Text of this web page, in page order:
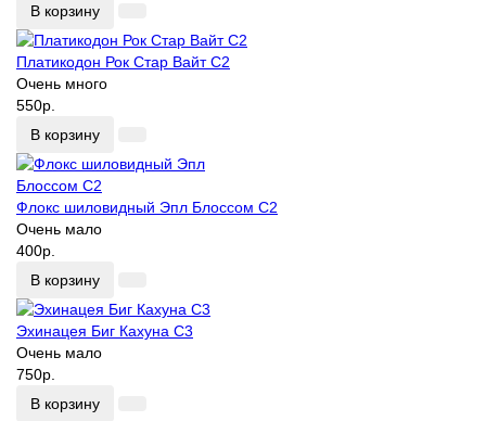
В корзину
Платикодон Рок Стар Вайт С2
Очень много
550р.
В корзину
Флокс шиловидный Эпл Блоссом С2
Очень мало
400р.
В корзину
Эхинацея Биг Кахуна С3
Очень мало
750р.
В корзину